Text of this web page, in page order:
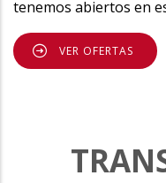
tenemos abiertos en
VER OFERTAS